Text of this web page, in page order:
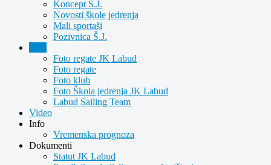
Koncept Š.J.
Novosti škole jedrenja
Mali sportaši
Pozivnica Š.J.
Foto regate JK Labud
Foto regate
Foto klub
Foto Škola jedrenja JK Labud
Labud Sailing Team
Video
Info
Vremenska prognoza
Dokumenti
Statut JK Labud